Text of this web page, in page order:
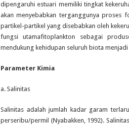
dipengaruhi estuari memiliki tingkat
akan menyebabkan terganggunya proses
partikel-partikel yang disebabkan oleh
fungsi utamafitoplankton sebagai
mendukung kehidupan seluruh biota
Parameter Kimia
a. Salinitas
Salinitas adalah jumlah kadar garam
perseribu/permil (Nyabakken, 1992).